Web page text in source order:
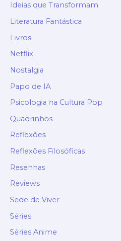
Ideias que Transformam
Literatura Fantástica
Livros
Netflix
Nostalgia
Papo de IA
Psicologia na Cultura Pop
Quadrinhos
Reflexões
Reflexões Filosóficas
Resenhas
Reviews
Sede de Viver
Séries
Séries Anime